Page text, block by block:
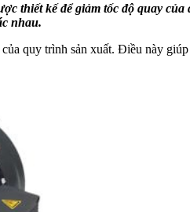
thiết kế để giảm tốc độ quay của
nhau.
quy trình sản xuất. Điều này